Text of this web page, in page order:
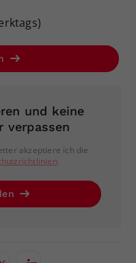
und keine
verpassen
akzeptiere ich die
.